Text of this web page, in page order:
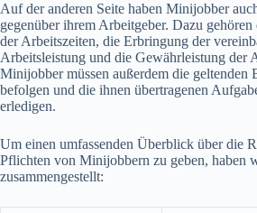
Auf der anderen Seite haben Minijobber
gegenüber ihrem Arbeitgeber. Dazu
der Arbeitszeiten, die Erbringung der
Arbeitsleistung und die Gewährleistung der
Minijobber müssen außerdem die geltenden
befolgen und die ihnen übertragenen
erledigen.
Um einen umfassenden Überblick über die
Pflichten von Minijobbern zu geben, haben
zusammengestellt: